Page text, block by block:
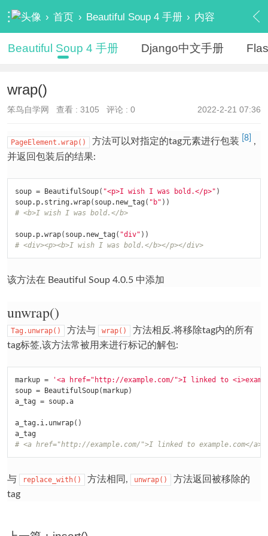
› 首页 › Beautiful Soup 4 手册 › 内容
Beautiful Soup 4 手册 Django中文手册
wrap()
2022-2-21 07:36
笨鸟自学网 查看 : 3105 评论 : 0
PageElement.wrap() 方法可以对指定的tag元素进行包装 [8] ,
并返回包装后的结果:
soup = BeautifulSoup( "<p>I wish I was bold.</p>" )
soup. p. string .wrap( soup. new_tag ( "b" ))
# <b>I wish I was bold.</b>
soup. p.wrap( soup. new_tag ( "div" ))
# <div><p><b>I wish I was bold.</b></p></div>
该方法在 Beautiful Soup 4.0.5 中添加
unwrap()
Tag.unwrap() 方法与 wrap()
方法相反.将移除tag内的所有
tag标签,该方法常被用来进行标记的解包:
markup =
'<a href="http://example.com/">I linked to
soup = BeautifulSoup(markup)
a_tag = soup.a
a_tag . i . unwrap()
a_tag
# <a href="http://example.com/">I linked to example.com</a>
与 replace_with() 方法相同, unwrap()
方法返回被移除的
tag